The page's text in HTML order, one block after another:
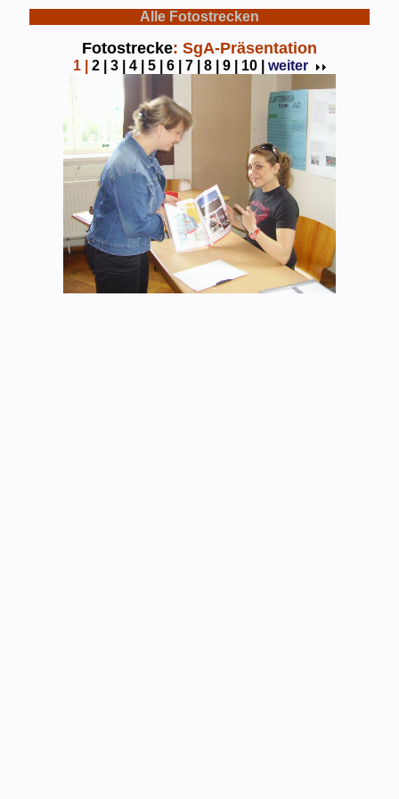
Alle Fotostrecken
Fotostrecke: SgA-Präsentation
1| 2 | 3 | 4 | 5 | 6 | 7 | 8 | 9 | 10 | weiter